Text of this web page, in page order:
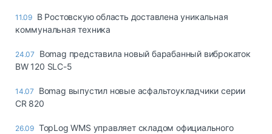
11.09 В Ростовскую область доставлена уникальная
коммунальная техника
24.07
Bomag представила новый барабанный виброкаток
BW 120 SLC-5
14.07
Bomag выпустил новые асфальтоукладчики серии
CR 820
26.09 TopLog WMS управляет складом официального